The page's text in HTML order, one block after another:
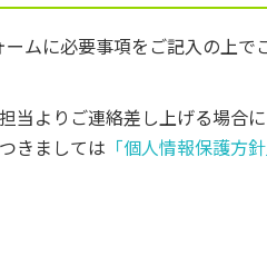
ムに必要事項をご記入の上
当よりご連絡差し上げる場合
きましては 「個人情報保護方